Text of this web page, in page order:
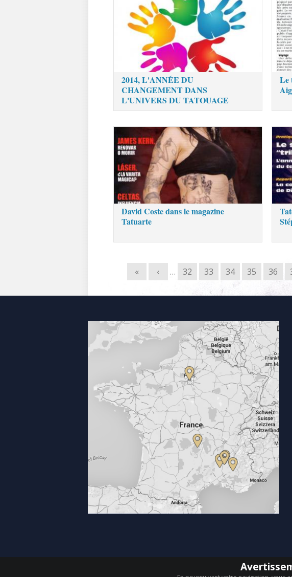
2014, L'ANNÉE DU
CHANGEMENT DANS
L'UNIVERS DU TATOUAGE
Le
David Coste dans le magazine
Tatuarte
« ‹ … 32 33 34 35 36